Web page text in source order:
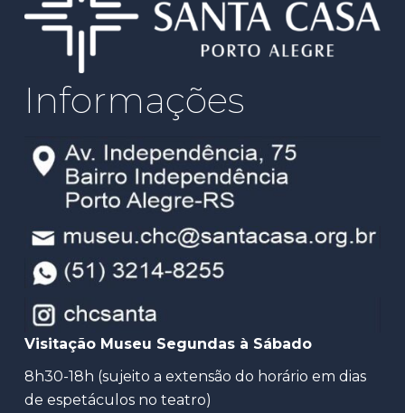
Informações
Visitação Museu Segundas à Sábado
8h30-18h (sujeito a extensão do horário em dias
de espetáculos no teatro)